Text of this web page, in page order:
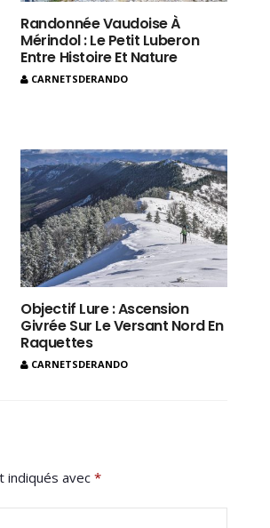
Randonnée Vaudoise À
Mérindol : Le Petit Luberon
Entre Histoire Et Nature
CARNETSDERANDO
Objectif Lure : Ascension
Givrée Sur Le Versant Nord En
Raquettes
CARNETSDERANDO
indiqués avec*